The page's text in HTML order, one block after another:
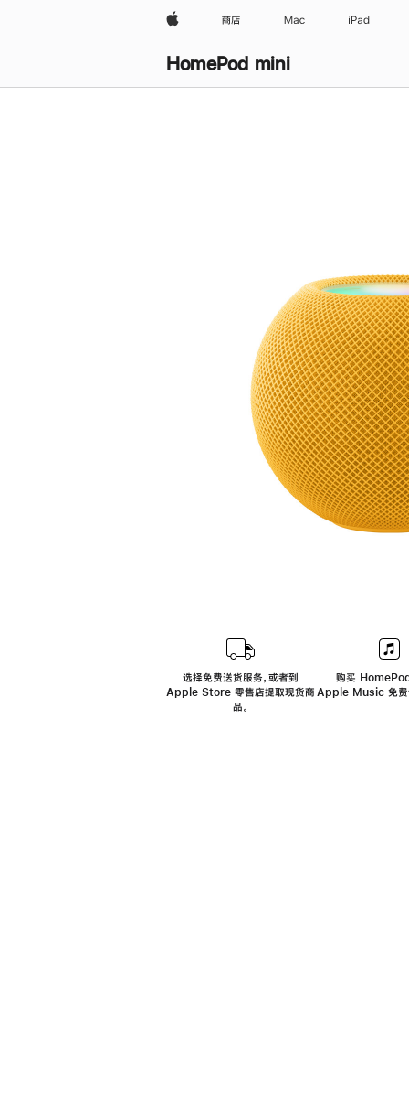
Apple 商店 Mac iPad
HomePod mini
选择免费送货服务，或者到
Apple Store 零售店提取现货商
品。
购买
Apple Music 免费